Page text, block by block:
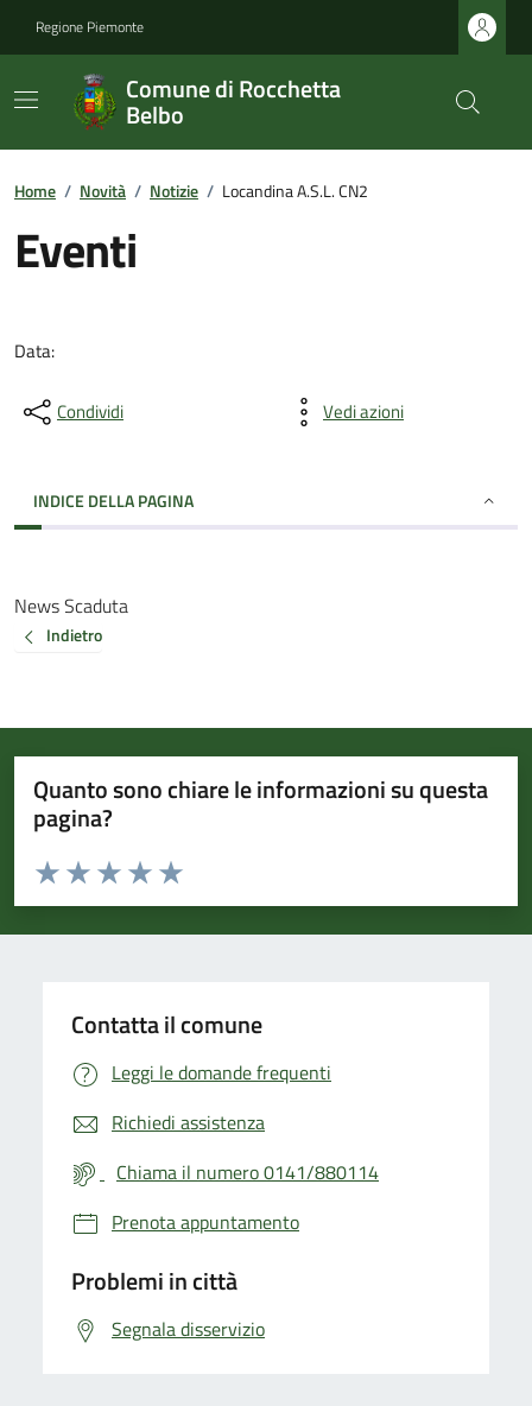
Regione Piemonte
Comune di Rocchetta
Belbo
Home / Novità / Notizie / Locandina A.S.L. CN2
Eventi
Data:
Condividi Vedi azioni
INDICE DELLA PAGINA
News Scaduta
Indietro
Quanto sono chiare le informazioni su questa
pagina?
Valuta da 1 a 5 stelle la pagina
Valuta 5 stelle su 5
Valuta 4 stelle su 5
Valuta 3 stelle su 5
Valuta 2 stelle su 5
Valuta 1 stelle su 5
Contatta il comune
Leggi le domande frequenti
Richiedi assistenza
Chiama il numero 0141/880114
Prenota appuntamento
Problemi in città
Segnala disservizio